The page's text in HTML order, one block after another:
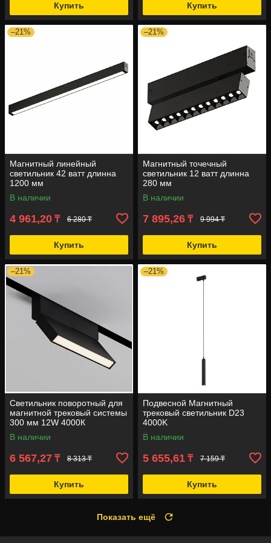
Купить Купить
–21%
Магнитный линейный
светильник 42 ватт длинна
1200 мм
В наличии
4 961,20 ₸ 6 280 ₸
Купить
–21%
Магнитный точечный
светильник 12 ватт длинна
280 мм
В наличии
7 895,26 ₸ 9 994 ₸
Купить
–21%
Светильник поворотный для
магнитной трековый системы
300 мм 12W 4000К
В наличии
6 567,27 ₸ 8 313 ₸
Купить
–21%
Подвесной Магнитный
трековый светильник D23
4000K
В наличии
5 655,61 ₸ 7 159 ₸
Купить
Показать ещё